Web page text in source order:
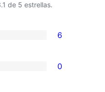
de 5 estrellas.
6
0